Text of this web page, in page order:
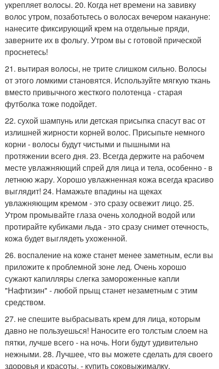
укрепляет волосы. 20. Когда нет времени на завивку
волос утром, позаботьтесь о волосах вечером накануне:
нанесите фиксирующий крем на отдельные пряди,
заверните их в фольгу. Утром вы с готовой прической
проснетесь!
21. вытирая волосы, не трите слишком сильно. Волосы
от этого ломкими становятся. Используйте мягкую ткань
вместо привычного жесткого полотенца - старая
футболка тоже подойдет.
22. сухой шампунь или детская присыпка спасут вас от
излишней жирности корней волос. Присыпьте немного
корни - волосы будут чистыми и пышными на
протяжении всего дня. 23. Всегда держите на рабочем
месте увлажняющий спрей для лица и тела, особенно - в
летнюю жару. Хорошо увлажненная кожа всегда красиво
выглядит! 24. Намажьте впадины на щеках
увлажняющим кремом - это сразу освежит лицо. 25.
Утром промывайте глаза очень холодной водой или
протирайте кубиками льда - это сразу снимет отечность,
кожа будет выглядеть ухоженной.
26. воспаление на коже станет менее заметным, если вы
приложите к проблемной зоне лед. Очень хорошо
сужают капилляры слегка замороженные капли
"Нафтизин" - любой прыщ станет незаметным с этим
средством.
27. не спешите выбрасывать крем для лица, которым
давно не пользуешься! Наносите его толстым слоем на
пятки, лучше всего - на ночь. Ноги будут удивительно
нежными. 28. Лучшее, что вы можете сделать для своего
здоровья и красоты, - купить соковыжималку.